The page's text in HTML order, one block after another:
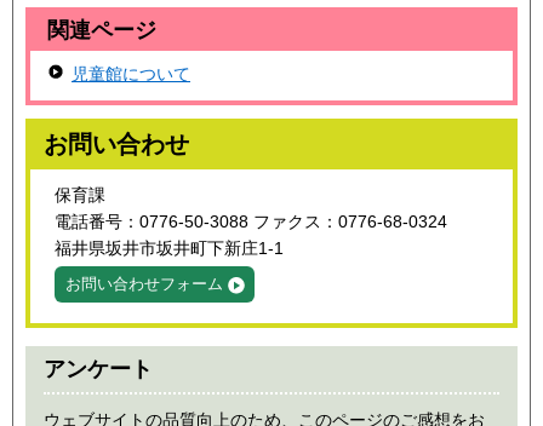
関連ページ
児童館について
お問い合わせ
保育課
電話番号：0776-50-3088 ファクス：0776-68-0324
福井県坂井市坂井町下新庄1-1
お問い合わせフォーム
アンケート
ウェブサイトの品質向上のため、このページのご感想をお